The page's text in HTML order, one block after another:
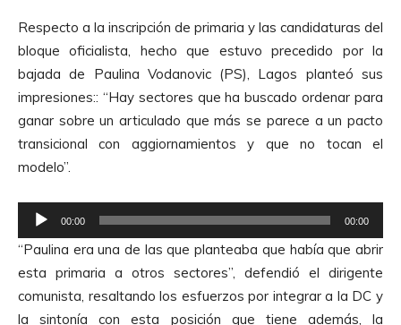
o
d
u
c
t
o
r
d
A
u
d
i
Respecto a la inscripción de primaria y las candidaturas del
bloque oficialista, hecho que estuvo precedido por la
bajada de Paulina Vodanovic (PS), Lagos planteó sus
impresiones:: “Hay sectores que ha buscado ordenar para
ganar sobre un articulado que más se parece a un pacto
transicional con aggiornamientos y que no tocan el
modelo”.
e
p
r
o
00:00 00:00
“Paulina era una de las que planteaba que había que abrir
esta primaria a otros sectores”, defendió el dirigente
comunista, resaltando los esfuerzos por integrar a la DC y
la sintonía con esta posición que tiene además, la